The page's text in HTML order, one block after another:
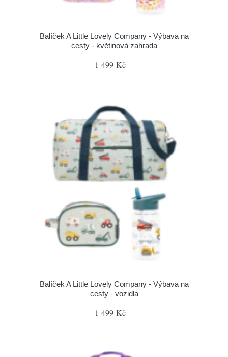
Balíček A Little Lovely Company - Výbava na
cesty - květinová zahrada
1 499 Kč
Balíček A Little Lovely Company - Výbava na
cesty - vozidla
1 499 Kč